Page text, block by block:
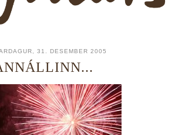
31. DESEMBER 2005